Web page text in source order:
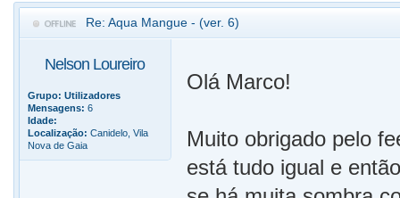
Re: Aqua Mangue - (ver. 6)
Nelson Loureiro
Grupo: Utilizadores
Mensagens: 6
Idade:
Localização: Canidelo, Vila
Nova de Gaia
Olá Marco!
Muito obrigado pelo
está tudo igual e